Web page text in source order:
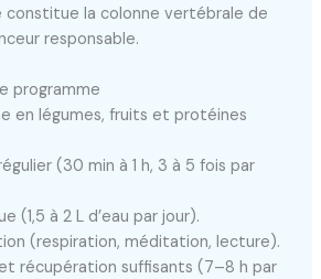
la colonne vertébrale de
responsable.
programme
en légumes, fruits et protéines
(30 min à 1 h, 3 à 5 fois par
(1,5 à 2 L d’eau par jour).
(respiration, méditation, lecture).
récupération suffisants (7–8 h par